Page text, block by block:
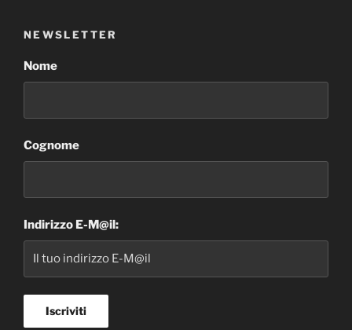
NEWSLETTER
Nome
Cognome
Indirizzo E-M@il: